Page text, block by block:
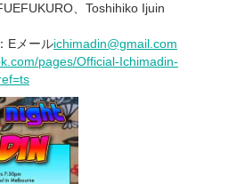
、Toshihiko Ijuin
Eメールichimadin@gmail.com
pages/Official-Ichimadin-